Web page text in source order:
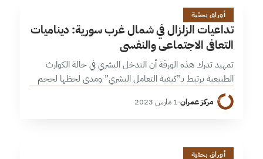
ت
17 دقائق
أوراق بحثية
تداعيات الزلزال في شمال غرب سورية: ديناميات
التعافي الاجتماعي والنفسي
تمهيد تدرك هذه الورقة أن التدخل البشري في حالة الكوارث
الطبيعية يرتبط بـ”كيفية التعامل البشري” ومدى لحظها لحجم
التحديات والمهام المطلوبة بعيد لحظة وقع الكارثة، وأنه مهما
بلغت صلابة البنى…
مركز عمران·1 مارس 2023
12 دقائق
أوراق بحثية